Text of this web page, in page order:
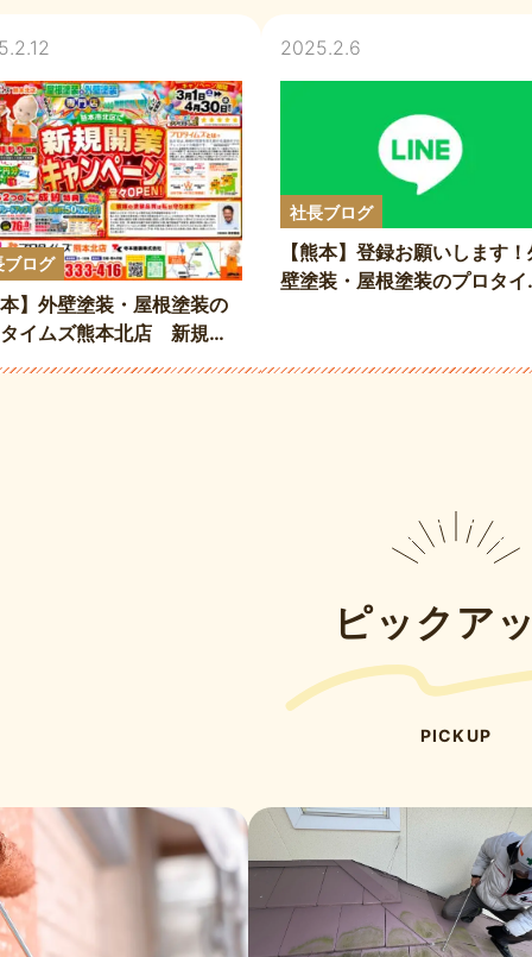
ブログ
】外壁塗装・屋根塗装の
イムズ熊本北店 新規開
2025.2.6
社長ブログ
【熊本】登録お願いします
壁塗装・屋根塗装のプロタイ
ピックア
PICKUP